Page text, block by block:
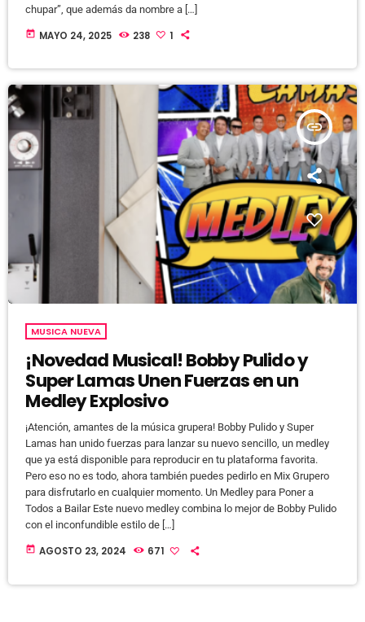
chupar”, que además da nombre a […]
today MAYO 24, 2025 238 1
insert_link
MUSICA NUEVA
¡Novedad Musical! Bobby Pulido y
Super Lamas Unen Fuerzas en un
Medley Explosivo
¡Atención, amantes de la música grupera! Bobby Pulido y Super
Lamas han unido fuerzas para lanzar su nuevo sencillo, un medley
que ya está disponible para reproducir en tu plataforma favorita.
Pero eso no es todo, ahora también puedes pedirlo en Mix Grupero
para disfrutarlo en cualquier momento. Un Medley para Poner a
Todos a Bailar Este nuevo medley combina lo mejor de Bobby Pulido
con el inconfundible estilo de […]
today AGOSTO 23, 2024 671